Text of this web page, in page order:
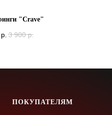
"Crave"
р. 3 900 р.
ПОКУПАТЕЛЯМ